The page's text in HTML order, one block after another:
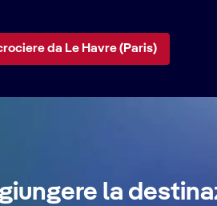
da Le Havre (Paris)
la